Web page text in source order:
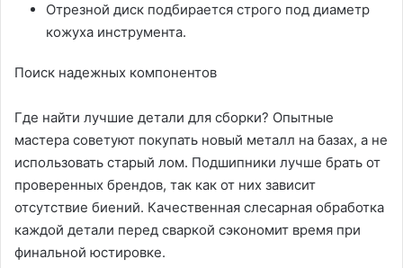
Отрезной диск подбирается строго под диаметр
кожуха инструмента.
Поиск надежных компонентов
Где найти лучшие детали для сборки? Опытные
мастера советуют покупать новый металл на базах, а не
использовать старый лом. Подшипники лучше брать от
проверенных брендов, так как от них зависит
отсутствие биений. Качественная слесарная обработка
каждой детали перед сваркой сэкономит время при
финальной юстировке.